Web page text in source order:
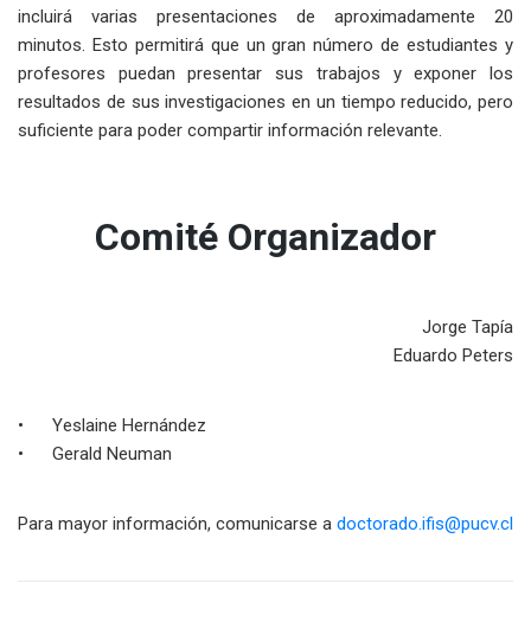
incluirá varias presentaciones de aproximadamente 20
minutos. Esto permitirá que un gran número de estudiantes y
profesores puedan presentar sus trabajos y exponer los
resultados de sus investigaciones en un tiempo reducido, pero
suficiente para poder compartir información relevante.
Comité Organizador
Jorge Tapía
Eduardo Peters
• Yeslaine Hernández
• Gerald Neuman
Para mayor información, comunicarse a doctorado.ifis@pucv.cl